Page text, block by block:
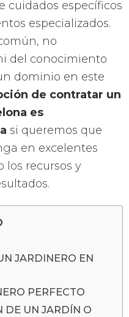
cuidados específicos
especializados.
no
del conocimiento
dominio en este
de contratar un
es
si queremos que
en excelentes
los recursos y
JARDINERO EN
PERFECTO
DE UN JARDÍN O